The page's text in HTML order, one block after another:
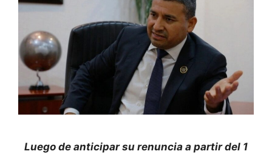
Luego de anticipar su renuncia a partir del 1